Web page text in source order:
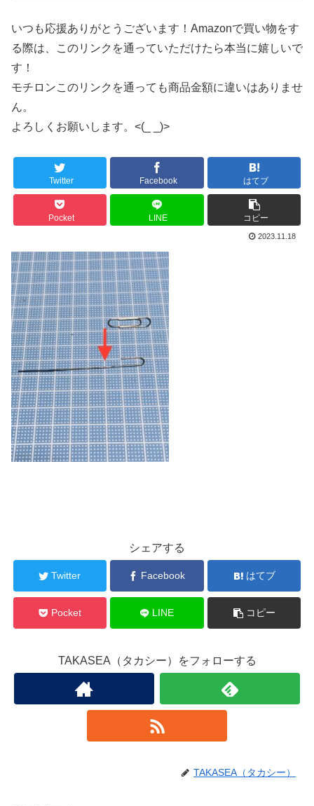
いつも応援ありがとうございます！Amazonで買い物をす
る際は、このリンクを通っていただけたら本当に嬉しいで
す！
モチロンこのリンクを通っても商品金額に違いはありませ
ん。
よろしくお願いします。<(_ _)>
Twitter Facebook はてブ
Pocket LINE コピー
2023.11.18
シェアする
Twitter Facebook はてブ
Pocket LINE コピー
TAKASEA（タカシー）をフォローする
TAKASEA（タカシー）